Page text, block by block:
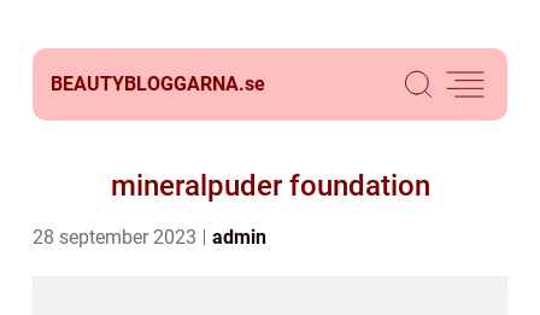
BEAUTYBLOGGARNA.se
mineralpuder foundation
28 september 2023 admin